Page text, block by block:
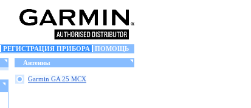
РЕГИСТРАЦИЯ ПРИБОРА
ПОМОЩЬ
Антенны
Garmin GA 25 MCX